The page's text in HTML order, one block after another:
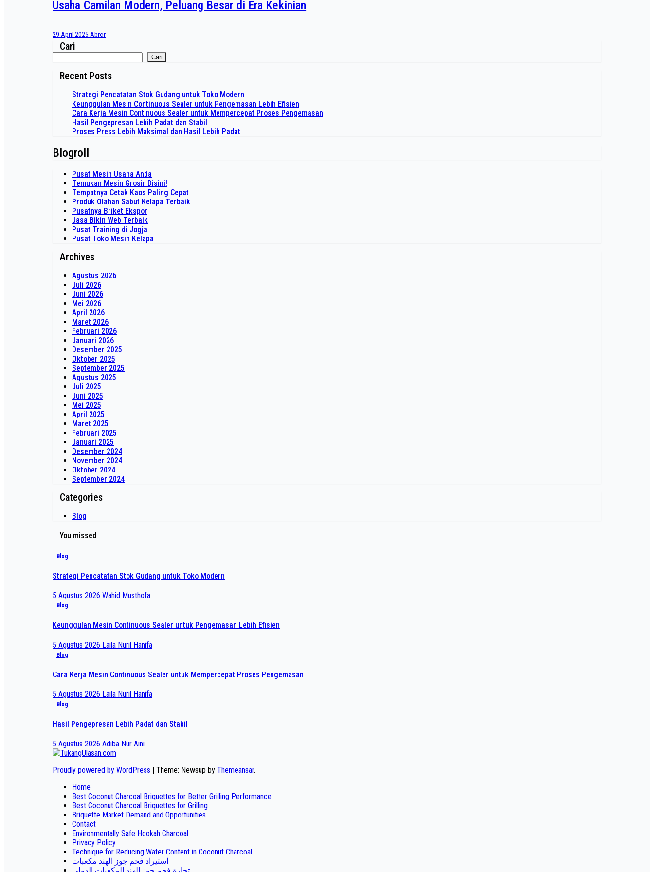
Usaha Camilan Modern, Peluang Besar di Era Kekinian
29 April 2025 Abror
Cari
Cari
Recent Posts
Strategi Pencatatan Stok Gudang untuk Toko Modern
Keunggulan Mesin Continuous Sealer untuk Pengemasan Lebih Efisien
Cara Kerja Mesin Continuous Sealer untuk Mempercepat Proses Pengemasan
Hasil Pengepresan Lebih Padat dan Stabil
Proses Press Lebih Maksimal dan Hasil Lebih Padat
Blogroll
Pusat Mesin Usaha Anda
Temukan Mesin Grosir Disini!
Tempatnya Cetak Kaos Paling Cepat
Produk Olahan Sabut Kelapa Terbaik
Pusatnya Briket Ekspor
Jasa Bikin Web Terbaik
Pusat Training di Jogja
Pusat Toko Mesin Kelapa
Archives
Agustus 2026
Juli 2026
Juni 2026
Mei 2026
April 2026
Maret 2026
Februari 2026
Januari 2026
Desember 2025
Oktober 2025
September 2025
Agustus 2025
Juli 2025
Juni 2025
Mei 2025
April 2025
Maret 2025
Februari 2025
Januari 2025
Desember 2024
November 2024
Oktober 2024
September 2024
Categories
Blog
You missed
Blog
Strategi Pencatatan Stok Gudang untuk Toko Modern
5 Agustus 2026 Wahid Musthofa
Blog
Keunggulan Mesin Continuous Sealer untuk Pengemasan Lebih Efisien
5 Agustus 2026 Laila Nuril Hanifa
Blog
Cara Kerja Mesin Continuous Sealer untuk Mempercepat Proses Pengemasan
5 Agustus 2026 Laila Nuril Hanifa
Blog
Hasil Pengepresan Lebih Padat dan Stabil
5 Agustus 2026 Adiba Nur Aini
Proudly powered by WordPress | Theme: Newsup by Themeansar.
Home
Best Coconut Charcoal Briquettes for Better Grilling Performance
Best Coconut Charcoal Briquettes for Grilling
Briquette Market Demand and Opportunities
Contact
Environmentally Safe Hookah Charcoal
Privacy Policy
Technique for Reducing Water Content in Coconut Charcoal
استيراد فحم جوز الهند مكعبات